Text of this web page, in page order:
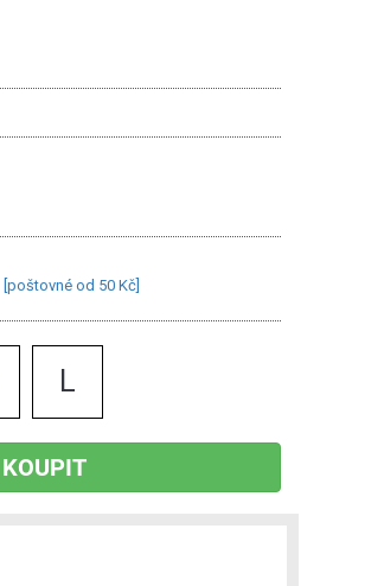
[poštovné od 50 Kč]
L
KOUPIT